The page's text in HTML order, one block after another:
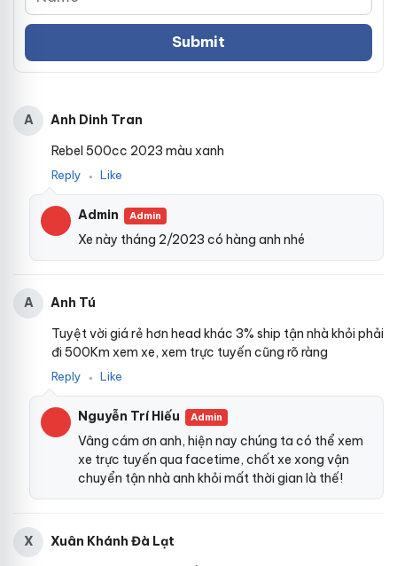
A
Anh Dinh Tran
Rebel 500cc 2023 màu xanh
Reply ● Like
Admin Admin
Xe này tháng 2/2023 có hàng anh nhé
A
Anh Tú
Tuyệt vời giá rẻ hơn head khác 3% ship tận nhà khỏi phải
đi 500Km xem xe, xem trực tuyến cũng rõ ràng
Reply ● Like
Nguyễn Trí Hiếu Admin
Vâng cám ơn anh, hiện nay chúng ta có thể xem
xe trực tuyến qua facetime, chốt xe xong vận
chuyển tận nhà anh khỏi mất thời gian là thế!
X
Xuân Khánh Đà Lạt